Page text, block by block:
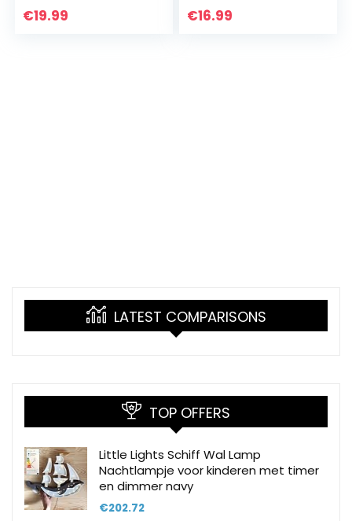
Decor Tafellamp
€19.99
kitty kat kartonnen
€16.99
LATEST COMPARISONS
TOP OFFERS
Little Lights Schiff Wal Lamp
Nachtlampje voor kinderen met timer
en dimmer navy
€202.72